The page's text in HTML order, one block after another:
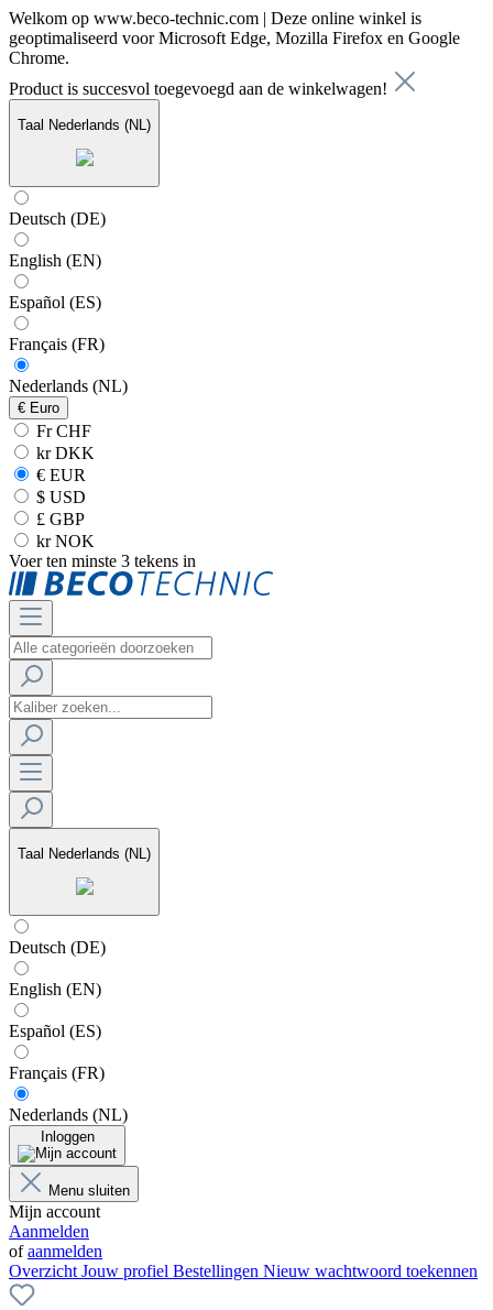
Welkom op www.beco-technic.com | Deze online winkel is
geoptimaliseerd voor Microsoft Edge, Mozilla Firefox en Google
Chrome.
Product is succesvol toegevoegd aan de winkelwagen!
Taal Nederlands (NL)
Deutsch (DE)
English (EN)
Español (ES)
Français (FR)
Nederlands (NL)
€ Euro
Fr CHF
kr DKK
€ EUR
$ USD
£ GBP
kr NOK
Voer ten minste 3 tekens in
Taal Nederlands (NL)
Deutsch (DE)
English (EN)
Español (ES)
Français (FR)
Nederlands (NL)
Inloggen
Menu sluiten
Mijn account
Aanmelden
ofaanmelden
Overzicht Jouw profiel Bestellingen Nieuw wachtwoord toekennen